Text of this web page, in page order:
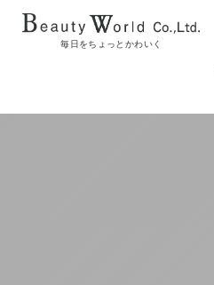
毎日をちょっとかわいく